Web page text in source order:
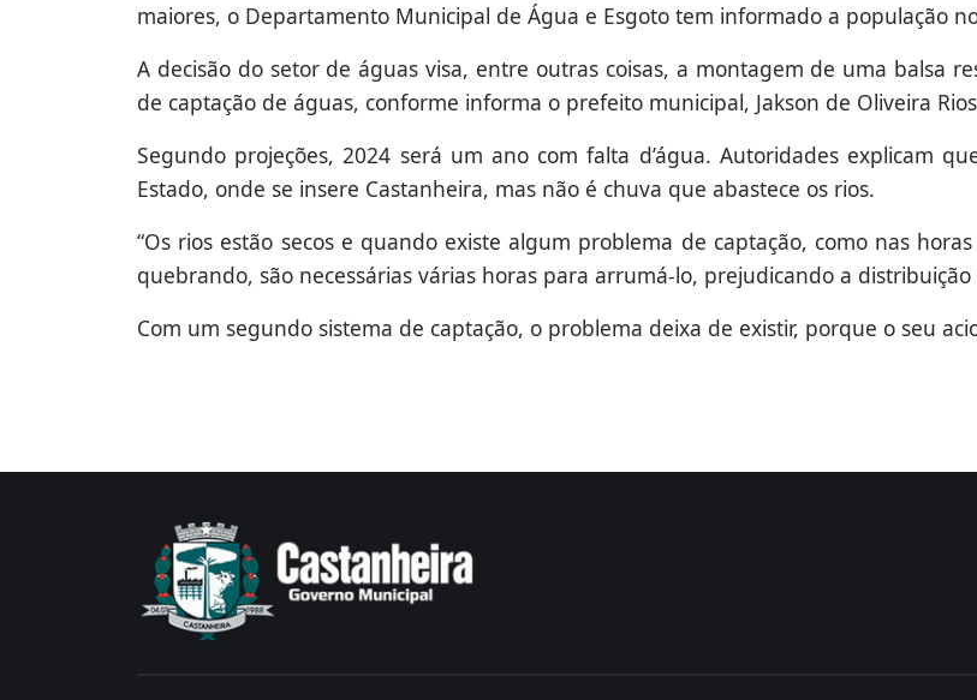
maiores, o Departamento Municipal de Água e Esgoto tem informado a população
A decisão do setor de águas visa, entre outras coisas, a montagem de uma balsa
de captação de águas, conforme informa o prefeito municipal, Jakson de Oliveira
Segundo projeções, 2024 será um ano com falta d’água. Autoridades explicam
Estado, onde se insere Castanheira, mas não é chuva que abastece os rios.
“Os rios estão secos e quando existe algum problema de captação, como nas
quebrando, são necessárias várias horas para arrumá-lo, prejudicando a
Com um segundo sistema de captação, o problema deixa de existir, porque o seu